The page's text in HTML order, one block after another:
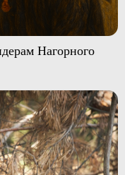
Нагорного